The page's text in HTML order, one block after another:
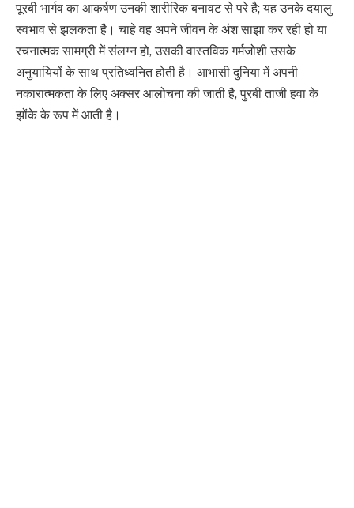
पूरबी भार्गव का आकर्षण उनकी शारीरिक बनावट से परे है; यह उनके दयालु
स्वभाव से झलकता है। चाहे वह अपने जीवन के अंश साझा कर रही हो या
रचनात्मक सामग्री में संलग्न हो, उसकी वास्तविक गर्मजोशी उसके
अनुयायियों के साथ प्रतिध्वनित होती है। आभासी दुनिया में अपनी
नकारात्मकता के लिए अक्सर आलोचना की जाती है, पुरबी ताजी हवा के
झोंके के रूप में आती है।